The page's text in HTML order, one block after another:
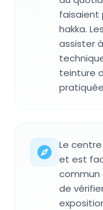
faisaient
hakka.
assister
teinture
Le
et est
commun
de